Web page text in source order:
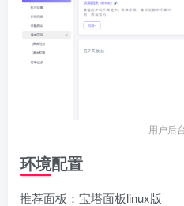
用户后
环境配置
推荐面板：宝塔面板linux版